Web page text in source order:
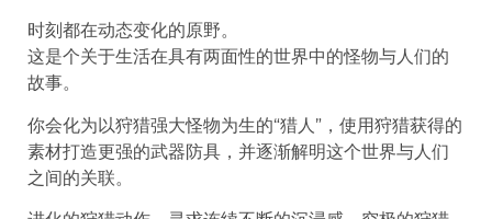
时刻都在动态变化的原野。
这是个关于生活在具有两面性的世界中的怪物与人们的
故事。
你会化为以狩猎强大怪物为生的“猎人”，使用狩猎获得的
素材打造更强的武器防具，并逐渐解明这个世界与人们
之间的关联。